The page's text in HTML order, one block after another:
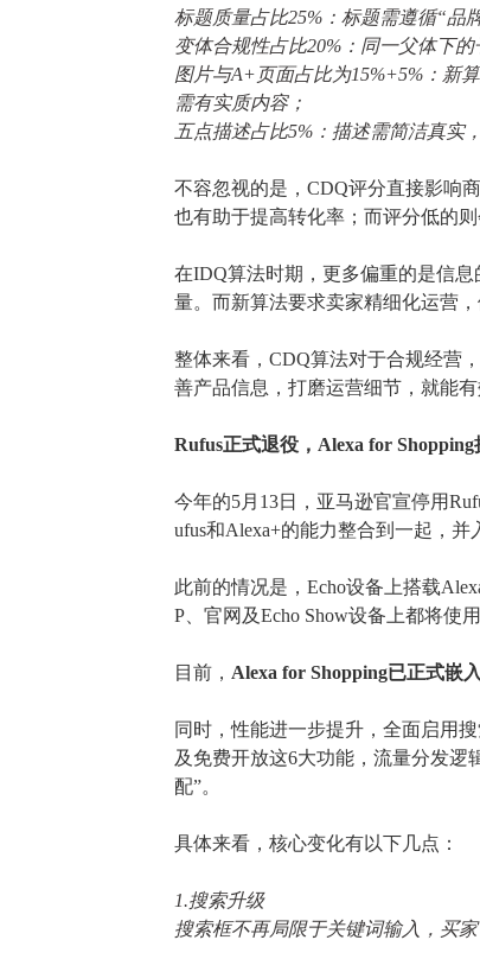
标题质量占比25%：标题需遵循“品
变体合规性占比20%： 同一父体下的
图片与A+ 页面占比为15%+5%： 新
需有实质内容；
五点描述占比5%：描述需简洁真实
不容忽视的是， CDQ评分直接影响
也有助于提高转化率；而评分低的
在IDQ算法时期，更多偏重的是信息
量。 而新算法要求卖家精细化运营
整体来看， CDQ算法对于合规经营
善产品信息， 打磨运营细节，就能
Rufus正式退役，Alexa for Shopping
今年的5月13日，亚马逊官宣停用
ufus和Alexa+的能力整合到一起，并
此前的情况是， Echo设备上搭载
P、官网及Echo Show设备上都将使
目前， Alexa for Shopping已正式嵌
同时，性能进一步提升，全面启用
及免费开放这6大功能，流量分发逻
配”。
具体来看，核心变化有以下几点：
1.搜索升级
搜索框不再局限于关键词输入，买